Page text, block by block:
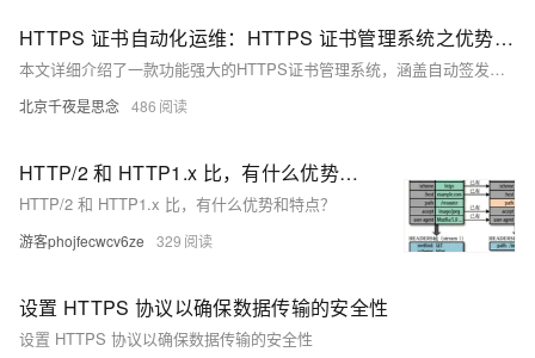
HTTPS 证书自动化运维：HTTPS 证书管理系统之优势对比
本文详细介绍了一款功能强大的HTTPS证书管理系统，涵盖自动签发、更新、实时监控、部署一体化、自定义加密算法、集中管理和邮箱通知等功能。系统通过简化配置、智能引导、快速响应和多重防护等优势，确保企业和个人用户能高效、安全地管理证书，提升网站和应用的安全性。
北京千夜是思念 486
HTTP/2 和 HTTP1.x 比，有什么优势和特点？
HTTP/2 和 HTTP1.x 比，有什么优势和特点？
游客phojfecwcv6ze 329
设置 HTTPS 协议以确保数据传输的安全性
设置 HTTPS 协议以确保数据传输的安全性